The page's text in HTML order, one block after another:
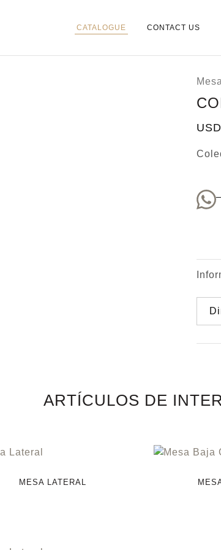
CATALOGUE CONTACT US
USD
ARTÍCULOS DE
MESA LATERAL